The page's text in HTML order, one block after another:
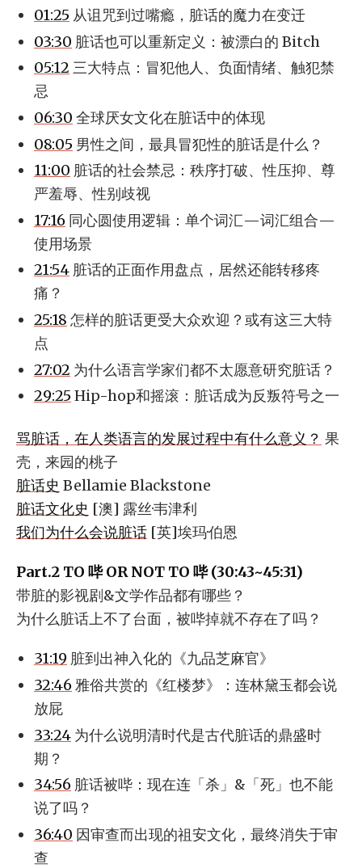
01:25 从诅咒到过嘴瘾，脏话的魔力在变迁
03:30 脏话也可以重新定义：被漂白的 Bitch
05:12 三大特点：冒犯他人、负面情绪、触犯禁
忌
06:30 全球厌女文化在脏话中的体现
08:05 男性之间，最具冒犯性的脏话是什么？
11:00 脏话的社会禁忌：秩序打破、性压抑、尊
严羞辱、性别歧视
17:16 同心圆使用逻辑：单个词汇—词汇组合—
使用场景
21:54 脏话的正面作用盘点，居然还能转移疼
痛？
25:18 怎样的脏话更受大众欢迎？或有这三大特
点
27:02 为什么语言学家们都不太愿意研究脏话？
29:25 Hip-hop和摇滚：脏话成为反叛符号之一
骂脏话，在人类语言的发展过程中有什么意义？ 果
壳，来园的桃子
脏话史 Bellamie Blackstone
脏话文化史 [澳] 露丝·韦津利
我们为什么会说脏话 [英]埃玛·伯恩
Part.2 TO 哔 OR NOT TO 哔 (30:43~45:31)
带脏的影视剧&文学作品都有哪些？
为什么脏话上不了台面，被哔掉就不存在了吗？
31:19 脏到出神入化的《九品芝麻官》
32:46 雅俗共赏的《红楼梦》：连林黛玉都会说
放屁
33:24 为什么说明清时代是古代脏话的鼎盛时
期？
34:56 脏话被哔：现在连「杀」&「死」也不能
说了吗？
36:40 因审查而出现的祖安文化，最终消失于审
查